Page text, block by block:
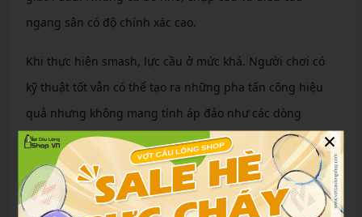
ngang sân có độ chính xác cao.
Khi thực hiện smash, lực cầu ở mức khá. Người chơi có
kỹ thuật tốt vẫn có thể tạo ra những pha tấn công hiệu
quả nhưng không mang tính áp đảo như các dòng
Astrox thiên công.
×